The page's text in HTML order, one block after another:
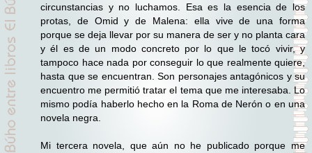
circunstancias y no luchamos. Esa es la esencia de los
protas, de Omid y de Malena: ella vive de una forma
porque se deja llevar por su manera de ser y no planta cara
y él es de un modo concreto por lo que le tocó vivir, y
tampoco hace nada por conseguir lo que realmente quiere,
hasta que se encuentran. Son personajes antagónicos y su
encuentro me permitió tratar el tema que me interesaba. Lo
mismo podía haberlo hecho en la Roma de Nerón o en una
novela negra.
Mi tercera novela, que aún no he publicado porque me